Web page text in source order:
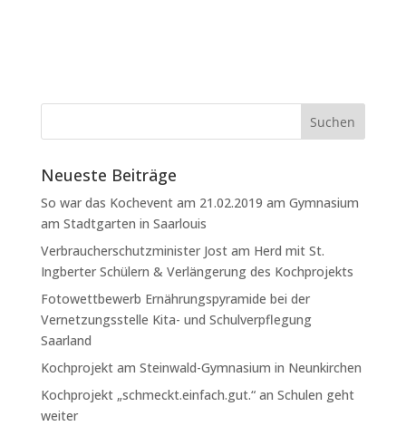
Neueste Beiträge
So war das Kochevent am 21.02.2019 am Gymnasium
am Stadtgarten in Saarlouis
Verbraucherschutzminister Jost am Herd mit St.
Ingberter Schülern & Verlängerung des Kochprojekts
Fotowettbewerb Ernährungspyramide bei der
Vernetzungsstelle Kita- und Schulverpflegung
Saarland
Kochprojekt am Steinwald-Gymnasium in Neunkirchen
Kochprojekt „schmeckt.einfach.gut.“ an Schulen geht
weiter